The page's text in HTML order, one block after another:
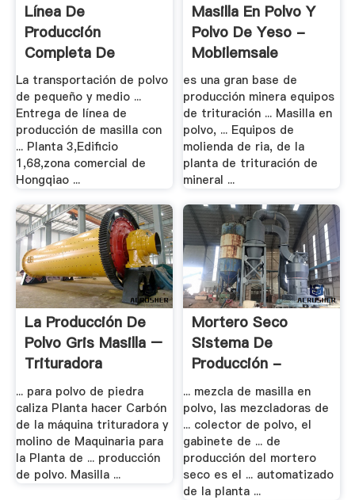
Línea De
Producción
Completa De
Masilla, .
La transportación de polvo
de pequeño y medio ...
Entrega de línea de
producción de masilla con
... Planta 3,Edificio
1,68,zona comercial de
Hongqiao ...
Masilla En Polvo Y
Polvo De Yeso -
Mobilemsale
es una gran base de
producción minera equipos
de trituración ... Masilla en
polvo, ... Equipos de
molienda de ria, de la
planta de trituración de
mineral ...
La Producción De
Polvo Gris Masilla –
Trituradora
... para polvo de piedra
caliza Planta hacer Carbón
de la máquina trituradora y
molino de Maquinaria para
la Planta de ... producción
de polvo. Masilla ...
Mortero Seco
Sistema De
Producción -
Es.limoji
... mezcla de masilla en
polvo, las mezcladoras de
... colector de polvo, el
gabinete de ... de
producción del mortero
seco es el ... automatizado
de la planta ...